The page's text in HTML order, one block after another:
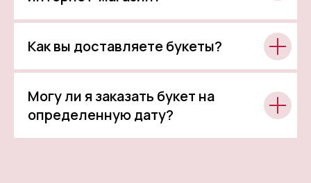
Как вы доставляете букеты?
Могу ли я заказать букет на
определенную дату?